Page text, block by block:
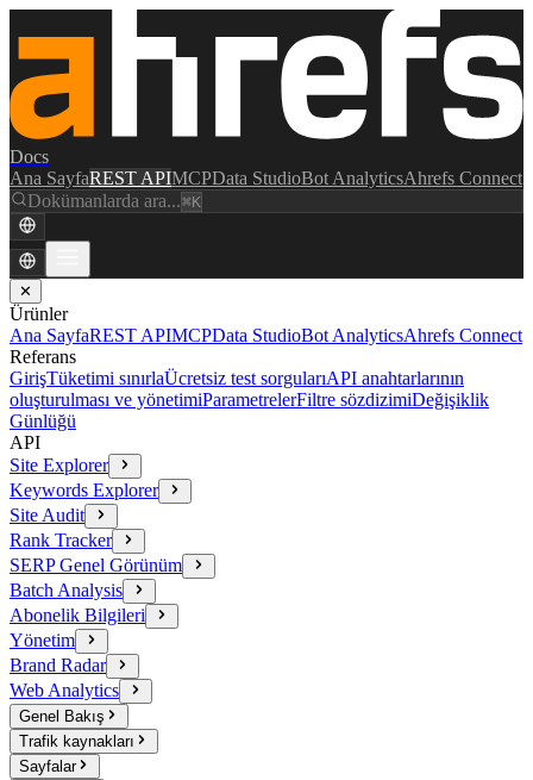
Docs
Ana SayfaREST APIMCPData StudioBot AnalyticsAhrefs Connect
Dokümanlarda ara...⌘K
✕
Ürünler
Ana SayfaREST APIMCPData StudioBot AnalyticsAhrefs Connect
Referans
GirişTüketimi sınırlaÜcretsiz test sorgularıAPI anahtarlarının
oluşturulması ve yönetimiParametrelerFiltre sözdizimiDeğişiklik
Günlüğü
API
Site Explorer
Keywords Explorer
Site Audit
Rank Tracker
SERP Genel Görünüm
Batch Analysis
Abonelik Bilgileri
Yönetim
Brand Radar
Web Analytics
Genel Bakış
Trafik kaynakları
Sayfalar